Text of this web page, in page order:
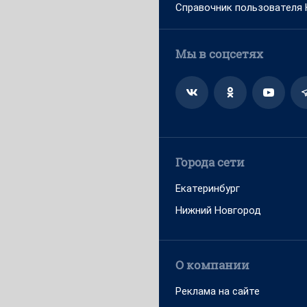
Справочник пользователя
Мы в соцсетях
Города сети
Екатеринбург
Нижний Новгород
О компании
Реклама на сайте